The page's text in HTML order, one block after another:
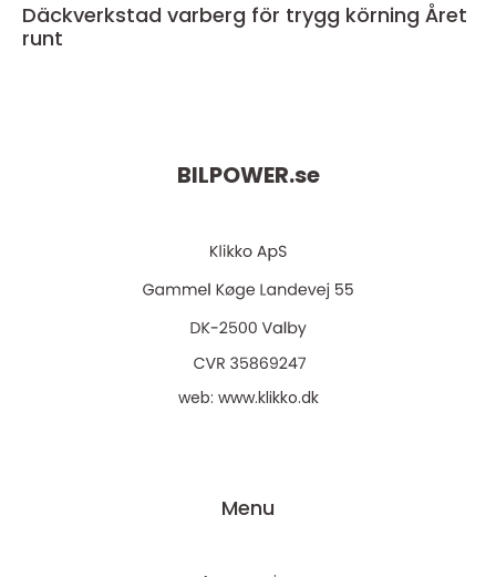
Däckverkstad varberg för trygg körning Året
runt
BILPOWER.se
web: www.klikko.dk
Menu